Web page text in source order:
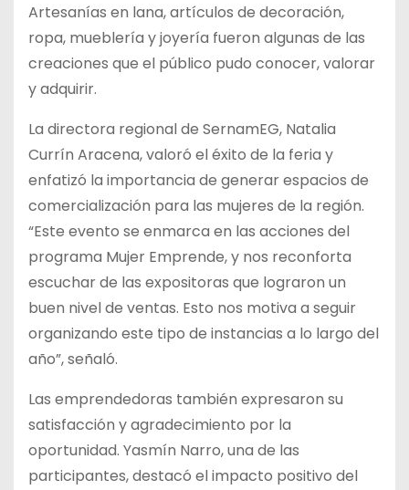
Artesanías en lana, artículos de decoración,
ropa, mueblería y joyería fueron algunas de las
creaciones que el público pudo conocer, valorar
y adquirir.
La directora regional de SernamEG, Natalia
Currín Aracena, valoró el éxito de la feria y
enfatizó la importancia de generar espacios de
comercialización para las mujeres de la región.
“Este evento se enmarca en las acciones del
programa Mujer Emprende, y nos reconforta
escuchar de las expositoras que lograron un
buen nivel de ventas. Esto nos motiva a seguir
organizando este tipo de instancias a lo largo del
año”, señaló.
Las emprendedoras también expresaron su
satisfacción y agradecimiento por la
oportunidad. Yasmín Narro, una de las
participantes, destacó el impacto positivo del